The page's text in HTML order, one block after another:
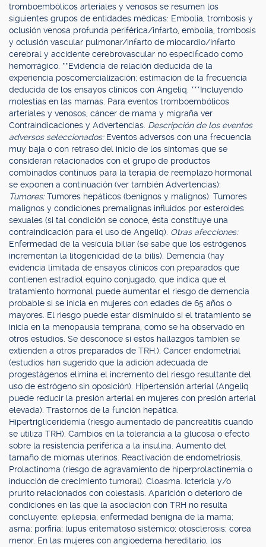
tromboembólicos arteriales y venosos se resumen los
siguientes grupos de entidades médicas: Embolia, trombosis y
oclusión venosa profunda periférica/infarto, embolia, trombosis
y oclusión vascular pulmonar/infarto de miocardio/infarto
cerebral y accidente cerebrovascular no especificado como
hemorrágico. **Evidencia de relación deducida de la
experiencia poscomercialización; estimación de la frecuencia
deducida de los ensayos clínicos con Angeliq. ***Incluyendo
molestias en las mamas. Para eventos tromboembólicos
arteriales y venosos, cáncer de mama y migraña ver
Contraindicaciones y Advertencias. Descripción de los eventos
adversos seleccionados: Eventos adversos con una frecuencia
muy baja o con retraso del inicio de los síntomas que se
consideran relacionados con el grupo de productos
combinados continuos para la terapia de reemplazo hormonal
se exponen a continuación (ver también Advertencias):
Tumores:Tumores hepáticos (benignos y malignos). Tumores
malignos y condiciones premalignas influidos por esteroides
sexuales (si tal condición se conoce, ésta constituye una
contraindicación para el uso de Angeliq). Otras afecciones:
Enfermedad de la vesícula biliar (se sabe que los estrógenos
incrementan la litogenicidad de la bilis). Demencia (hay
evidencia limitada de ensayos clínicos con preparados que
contienen estradiol equino conjugado, que indica que el
tratamiento hormonal puede aumentar el riesgo de demencia
probable si se inicia en mujeres con edades de 65 años o
mayores. El riesgo puede estar disminuido si el tratamiento se
inicia en la menopausia temprana, como se ha observado en
otros estudios. Se desconoce si estos hallazgos también se
extienden a otros preparados de TRH.). Cáncer endometrial
(estudios han sugerido que la adición adecuada de
progestágenos elimina el incremento del riesgo resultante del
uso de estrógeno sin oposición). Hipertensión arterial (Angeliq
puede reducir la presión arterial en mujeres con presión arterial
elevada). Trastornos de la función hepática.
Hipertrigliceridemia (riesgo aumentado de pancreatitis cuando
se utiliza TRH). Cambios en la tolerancia a la glucosa o efecto
sobre la resistencia periférica a la insulina. Aumento del
tamaño de miomas uterinos. Reactivación de endometriosis.
Prolactinoma (riesgo de agravamiento de hiperprolactinemia o
inducción de crecimiento tumoral). Cloasma. Ictericia y/o
prurito relacionados con colestasis. Aparición o deterioro de
condiciones en las que la asociación con TRH no resulta
concluyente: epilepsia; enfermedad benigna de la mama;
asma; porfiria; lupus eritematoso sistémico; otosclerosis; corea
menor. En las mujeres con angioedema hereditario, los